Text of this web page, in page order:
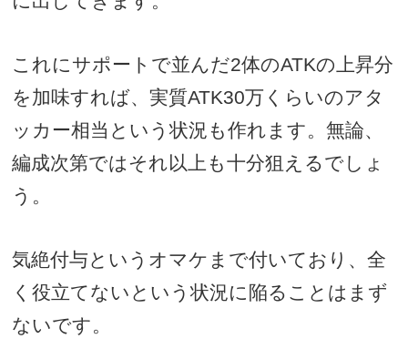
これにサポートで並んだ2体のATKの上昇分
を加味すれば、実質ATK30万くらいのアタ
ッカー相当という状況も作れます。無論、
編成次第ではそれ以上も十分狙えるでしょ
う。
気絶付与というオマケまで付いており、全
く役立てないという状況に陥ることはまず
ないです。